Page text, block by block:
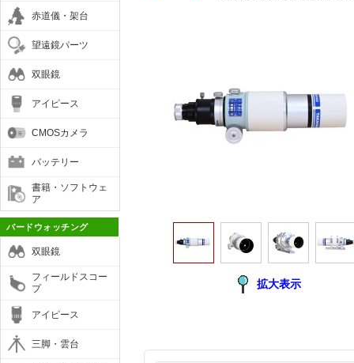
赤道儀・架台
望遠鏡パーツ
双眼鏡
アイピース
CMOSカメラ
バッテリー
書籍・ソフトウェ
ア
バードウォッチング
双眼鏡
フィールドスコー
プ
アイピース
三脚・雲台
拡大表示